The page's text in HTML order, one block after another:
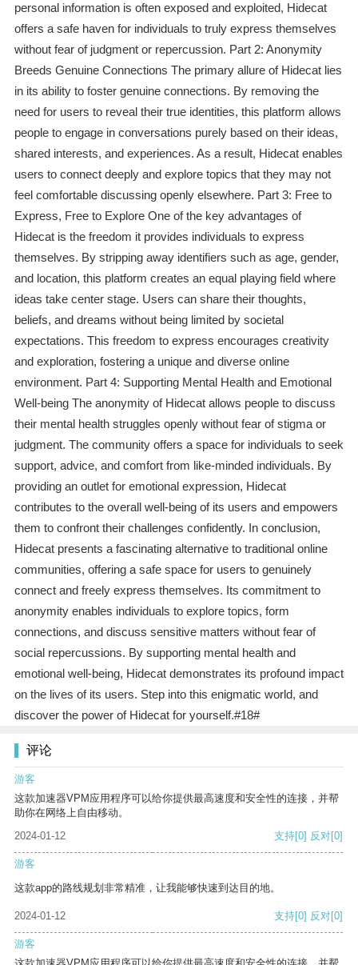
personal information is often exposed and exploited, Hidecat
offers a safe haven for individuals to truly express themselves
without fear of judgment or repercussion. Part 2: Anonymity
Breeds Genuine Connections The primary allure of Hidecat lies
in its ability to foster genuine connections. By removing the
need for users to reveal their true identities, this platform allows
people to engage in conversations purely based on their ideas,
shared interests, and experiences. As a result, Hidecat enables
users to connect deeply and explore topics that they may not
feel comfortable discussing openly elsewhere. Part 3: Free to
Express, Free to Explore One of the key advantages of
Hidecat is the freedom it provides individuals to express
themselves. By stripping away identifiers such as age, gender,
and location, this platform creates an equal playing field where
ideas take center stage. Users can share their thoughts,
beliefs, and dreams without being limited by societal
expectations. This freedom to express encourages creativity
and exploration, fostering a unique and diverse online
environment. Part 4: Supporting Mental Health and Emotional
Well-being The anonymity of Hidecat allows people to discuss
their mental health struggles openly without fear of stigma or
judgment. The community offers a space for individuals to seek
support, advice, and comfort from like-minded individuals. By
providing an outlet for emotional expression, Hidecat
contributes to the overall well-being of its users and empowers
them to confront their challenges confidently. In conclusion,
Hidecat presents a fascinating alternative to traditional online
communities, offering a safe space for users to genuinely
connect and freely express themselves. Its commitment to
anonymity enables individuals to explore topics, form
connections, and discuss sensitive matters without fear of
social repercussions. By supporting mental health and
emotional well-being, Hidecat demonstrates its profound impact
on the lives of its users. Step into this enigmatic world, and
discover the power of Hidecat for yourself.#18#
评论
游客
这款加速器VPM应用程序可以给你提供最高速度和安全性的连接，并帮
助你在网络上自由移动。
2024-01-12
支持[0] 反对[0]
游客
这款app的路线规划非常精准，让我能够快速到达目的地。
2024-01-12 支持[0] 反对[0]
游客